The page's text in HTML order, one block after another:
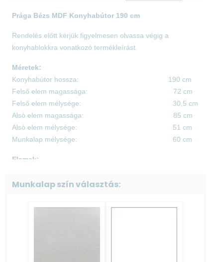
Prága Bézs MDF Konyhabútor 190 cm
Rendelés előtt kérjük figyelmesen olvassa végig a
konyhablokkra vonatkozó termékleírást.
Méretek:
Konyhabútor hossza: 190 cm
Felső elem magassága: 72 cm
Felső elem mélysége: 30,5 cm
Alsó elem magassága: 85 cm
Alsó elem mélysége: 51 cm
Munkalap mélysége: 60 cm
Elemek:
cm
Munkalap szín választás: